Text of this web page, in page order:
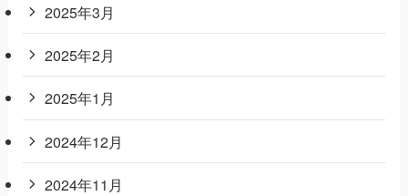
2025年3月
2025年2月
2025年1月
2024年12月
2024年11月